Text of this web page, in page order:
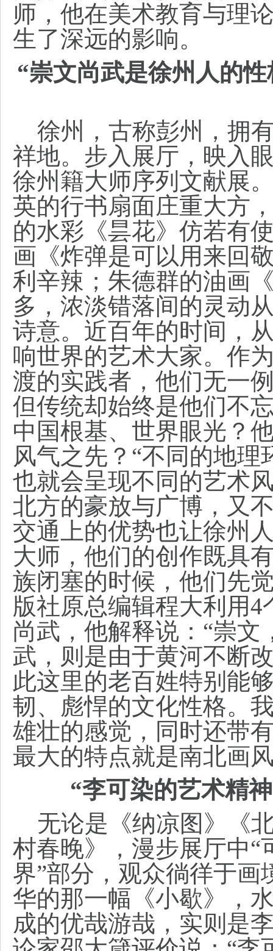
师，他在美术教育与理
生了深远的影响。
“崇文尚武是徐州人的
徐州，古称彭州，拥
祥地。步入展厅，映入
徐州籍大师序列文献展
英的行书扇面庄重大方
的水彩《昙花》仿若有
画《炸弹是可以用来回
利辛辣；朱德群的油画
多，浓淡错落间的灵动
诗意。 近百年的时间，
响世界的艺术大家。作
渡的实践者，他们无一
但传统却始终是他们不
中国根基、世界眼光？
风气之先？ “不同的地理
也就会呈现不同的艺术
北方的豪放与广博，又
交通上的优势也让徐州
大师，他们的创作既具
族闭塞的时候，他们先
版社原总编辑程大利用
尚武，他解释说：“崇
武，则是由于黄河不断
此这里的老百姓特别能
韧、彪悍的文化性格。
雄壮的感觉，同时还带
最大的特点就是南北画
“李可染的艺术精
无论是《纳凉图》《
村春晚》，漫步展厅中
界”部分，观众徜徉于
华的那一幅《小歇》，
成的优哉游哉，实则是